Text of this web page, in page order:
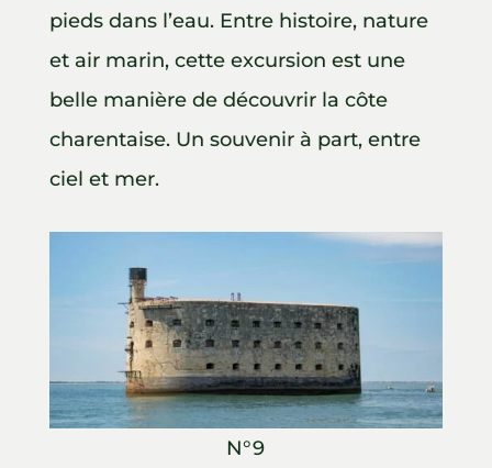
pieds dans l’eau. Entre histoire, nature
et air marin, cette excursion est une
belle manière de découvrir la côte
charentaise. Un souvenir à part, entre
ciel et mer.
N°9